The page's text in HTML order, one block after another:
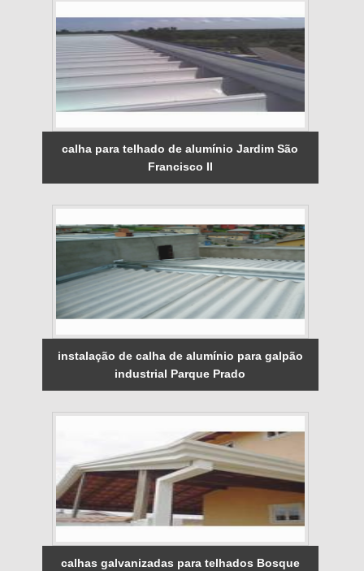
calha para telhado de alumínio Jardim São
Francisco II
instalação de calha de alumínio para galpão
industrial Parque Prado
calhas galvanizadas para telhados Bosque